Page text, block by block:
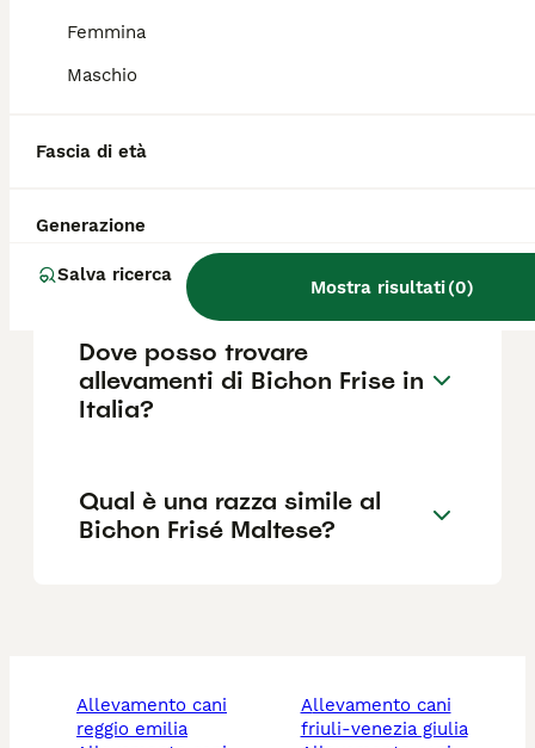
Femmina
Maschio
Fascia di età
Generazione
Salva ricerca
Mostra risultati(0)
dell'allevatore e la posizione.
Bichon Frise?
Che differenza c'è tra
Maltese e Bichon Frise?
Dove posso trovare
allevamenti di Bichon Frise in
Italia?
Qual è una razza simile al
Bichon Frisé Maltese?
allevamento cani
reggio emilia
allevamento cani
friuli-venezia giulia